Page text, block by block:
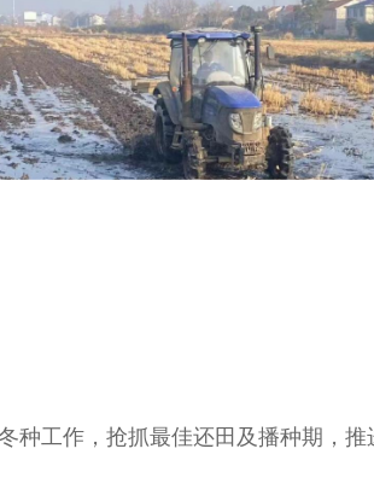
工作，抢抓最佳还田及播种期，推